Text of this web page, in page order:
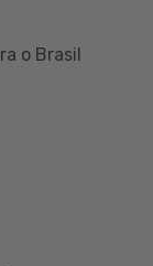
o Brasil